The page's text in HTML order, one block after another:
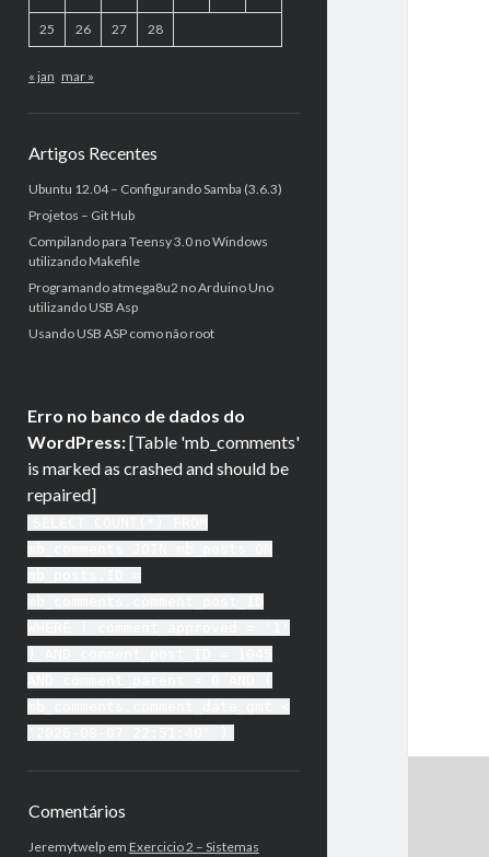
25 26 27 28
« jan mar »
Artigos Recentes
Ubuntu 12.04 – Configurando Samba (3.6.3)
Projetos – Git Hub
Compilando para Teensy 3.0 no Windows
utilizando Makefile
Programando atmega8u2 no Arduino Uno
utilizando USB Asp
Usando USB ASP como não root
Erro no banco de dados do
WordPress:[Table 'mb_comments'
is marked as crashed and should be
repaired]
Comentários
Jeremytwelpem Exercicio 2 – Sistemas